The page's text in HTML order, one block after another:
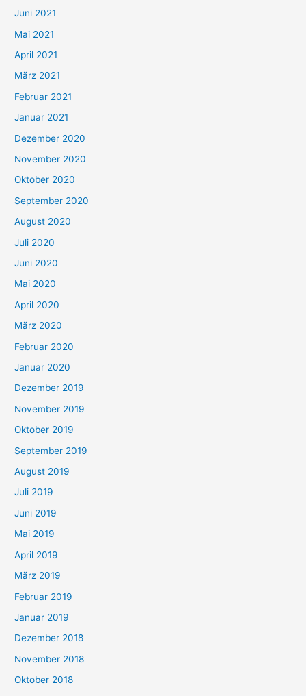
c
h
:
Juni 2021
Mai 2021
April 2021
März 2021
Februar 2021
Januar 2021
Dezember 2020
November 2020
Oktober 2020
September 2020
August 2020
Juli 2020
Juni 2020
Mai 2020
April 2020
März 2020
Februar 2020
Januar 2020
Dezember 2019
November 2019
Oktober 2019
September 2019
August 2019
Juli 2019
Juni 2019
Mai 2019
April 2019
März 2019
Februar 2019
Januar 2019
Dezember 2018
November 2018
Oktober 2018